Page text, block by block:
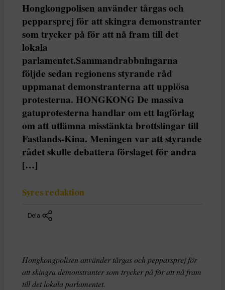
Hongkongpolisen använder tårgas och
pepparsprej för att skingra demonstranter
som trycker på för att nå fram till det
lokala
parlamentet.Sammandrabbningarna
följde sedan regionens styrande råd
uppmanat demonstranterna att upplösa
protesterna. HONGKONG De massiva
gatuprotesterna handlar om ett lagförlag
om att utlämna misstänkta brottslingar till
Fastlands-Kina. Meningen var att styrande
rådet skulle debattera förslaget för andra
[…]
Syres redaktion
Dela
Hongkongpolisen använder tårgas och pepparsprej för
att skingra demonstranter som trycker på för att nå fram
till det lokala parlamentet.